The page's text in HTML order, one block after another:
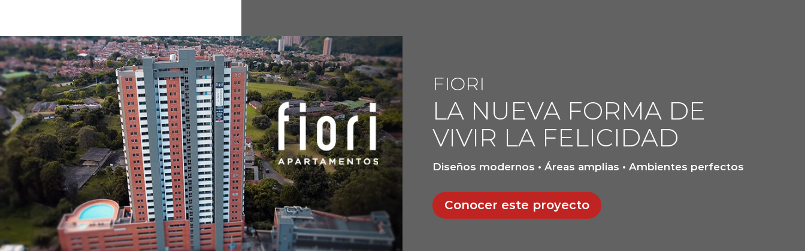
FIORI
LA NUEVA FORMA DE
VIVIR LA FELICIDAD
Diseños modernos • Áreas amplias • Ambientes perfectos
Conocer este proyecto